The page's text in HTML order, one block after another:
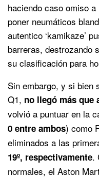
haciendo caso omiso
poner neumáticos
autentico ‘kamikaze’
barreras, destrozando
su clasificación para
Sin embargo, y si bien
Q1, no llegó más que
volvió a puntuar en la
0 entre ambos) como
eliminados a las
19º, respectivamente.
normales, el Aston